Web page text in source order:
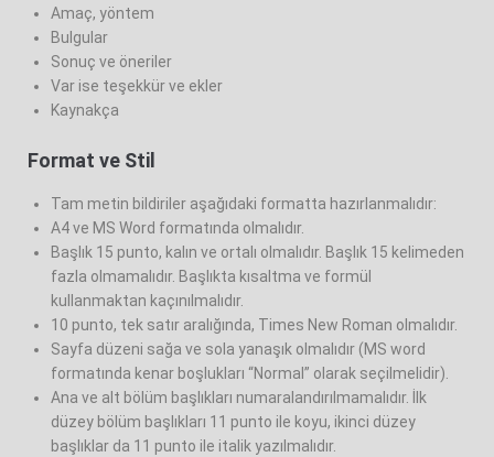
Amaç, yöntem
Bulgular
Sonuç ve öneriler
Var ise teşekkür ve ekler
Kaynakça
Format ve Stil
Tam metin bildiriler aşağıdaki formatta hazırlanmalıdır:
A4 ve MS Word formatında olmalıdır.
Başlık 15 punto, kalın ve ortalı olmalıdır. Başlık 15 kelimeden
fazla olmamalıdır. Başlıkta kısaltma ve formül
kullanmaktan kaçınılmalıdır.
10 punto, tek satır aralığında, Times New Roman olmalıdır.
Sayfa düzeni sağa ve sola yanaşık olmalıdır (MS word
formatında kenar boşlukları “Normal” olarak seçilmelidir).
Ana ve alt bölüm başlıkları numaralandırılmamalıdır. İlk
düzey bölüm başlıkları 11 punto ile koyu, ikinci düzey
başlıklar da 11 punto ile italik yazılmalıdır.